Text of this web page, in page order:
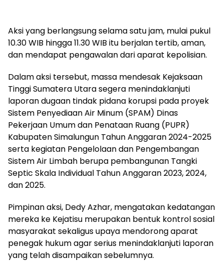
Aksi yang berlangsung selama satu jam, mulai pukul
10.30 WIB hingga 11.30 WIB itu berjalan tertib, aman,
dan mendapat pengawalan dari aparat kepolisian.
Dalam aksi tersebut, massa mendesak Kejaksaan
Tinggi Sumatera Utara segera menindaklanjuti
laporan dugaan tindak pidana korupsi pada proyek
Sistem Penyediaan Air Minum (SPAM) Dinas
Pekerjaan Umum dan Penataan Ruang (PUPR)
Kabupaten Simalungun Tahun Anggaran 2024-2025
serta kegiatan Pengelolaan dan Pengembangan
Sistem Air Limbah berupa pembangunan Tangki
Septic Skala Individual Tahun Anggaran 2023, 2024,
dan 2025.
Pimpinan aksi, Dedy Azhar, mengatakan kedatangan
mereka ke Kejatisu merupakan bentuk kontrol sosial
masyarakat sekaligus upaya mendorong aparat
penegak hukum agar serius menindaklanjuti laporan
yang telah disampaikan sebelumnya.